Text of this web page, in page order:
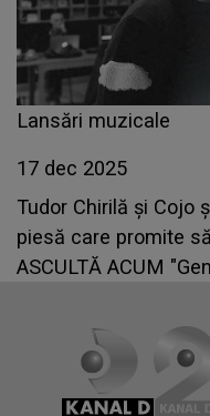
Lansări muzicale
17 dec 2025
Tudor Chirilă și Cojo
piesă care promite
ASCULTĂ ACUM